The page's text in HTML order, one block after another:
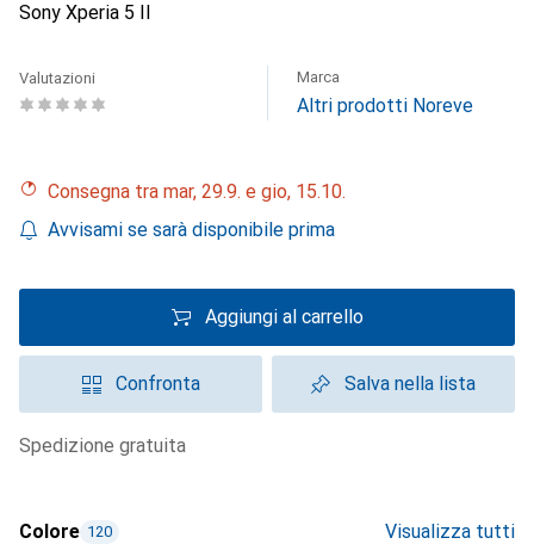
Sony Xperia 5 II
Valutazioni Marca
Altri prodotti Noreve
Consegna tra mar, 29.9. e gio, 15.10.
Avvisami se sarà disponibile prima
Aggiungi al carrello
Confronta Salva nella lista
spedizione gratuita
Colore 120 Visualizza tutti